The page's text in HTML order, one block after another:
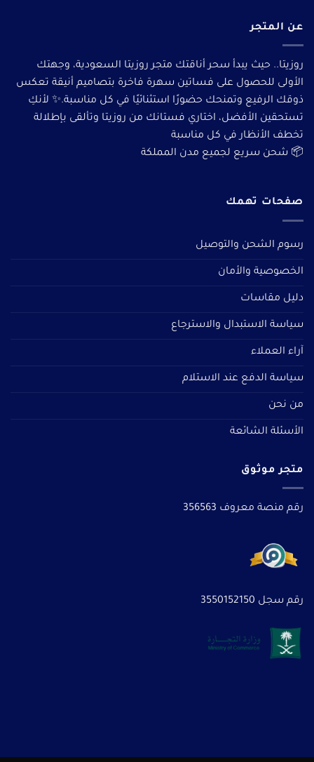
عن المتجر
روزيتا.. حيث يبدأ سحر أناقتك متجر روزيتا السعودية، وجهتك
الأولى للحصول على فساتين سهرة فاخرة بتصاميم أنيقة تعكس
ذوقك الرفيع وتمنحك حضورًا استثنائيًا في كل مناسبة.✨ لأنكِ
تستحقين الأفضل، اختاري فستانك من روزيتا وتألقى بإطلالة
تخطف الأنظار في كل مناسبة
📦 شحن سريع لجميع مدن المملكة
صفحات تهمك
رسوم الشحن والتوصيل
الخصوصية والأمان
دليل مقاسات
سياسة الاستبدال والاسترجاع
آراء العملاء
سياسة الدفع عند الاستلام
من نحن
الأسئلة الشائعة
متجر موثوق
رقم منصة معروف 356563
رقم سجل 3550152150